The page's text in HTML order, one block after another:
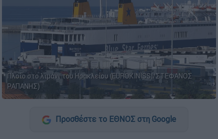
Πλοίο στο λιμάνι του Ηρακλείου (EUROKINISSI/ΣΤΕΦΑΝΟΣ
ΡΑΠΑΝΗΣ)
Προσθέστε το ΕΘΝΟΣ στη Google